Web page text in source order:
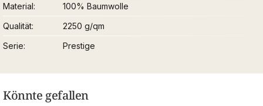
Material
100% Baumwolle
Qualität
2250 g/qm
Serie
Prestige
Könnte gefallen